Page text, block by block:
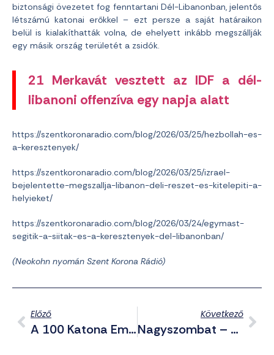
biztonsági övezetet fog fenntartani Dél-Libanonban, jelentős
létszámú katonai erőkkel – ezt persze a saját határaikon
belül is kialakíthatták volna, de ehelyett inkább megszállják
egy másik ország területét a zsidók.
21 Merkavát vesztett az IDF a dél-
libanoni offenzíva egy napja alatt
https://szentkoronaradio.com/blog/2026/03/25/hezbollah-es-
a-keresztenyek/
https://szentkoronaradio.com/blog/2026/03/25/izrael-
bejelentette-megszallja-libanon-deli-reszet-es-kitelepiti-a-
helyieket/
https://szentkoronaradio.com/blog/2026/03/24/egymast-
segitik-a-siitak-es-a-keresztenyek-del-libanonban/
(Neokohn nyomán Szent Korona Rádió)
Előző
A 100 Katona Emléktúra Mára Már Esztergom Történetének A Része
Következő
Nagyszombat – Krisztus A Sírban Pihen, A Halottak Nagy Birodalmában Csend Van